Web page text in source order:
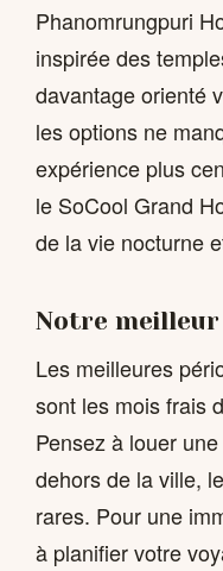
Phanomrungpuri
inspirée des
davantage orienté
les options ne
expérience plus
le SoCool Grand
de la vie nocturne
Notre
Les meilleures
sont les mois frais
Pensez à louer
dehors de la ville,
rares. Pour une
à planifier votre